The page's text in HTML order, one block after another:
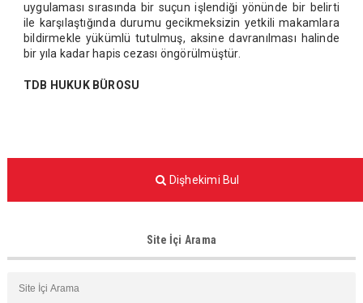
uygulaması sırasında bir suçun işlendiği yönünde bir belirti
ile karşılaştığında durumu gecikmeksizin yetkili makamlara
bildirmekle yükümlü tutulmuş, aksine davranılması halinde
bir yıla kadar hapis cezası öngörülmüştür.
TDB HUKUK BÜROSU
Dişhekimi Bul
Site İçi Arama